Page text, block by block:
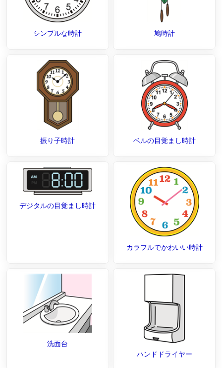
シンプルな時計 鳩時計
振り子時計 ベルの目覚まし時計
デジタルの目覚まし時計
カラフルでかわいい時計
洗面台
ハンドドライヤー